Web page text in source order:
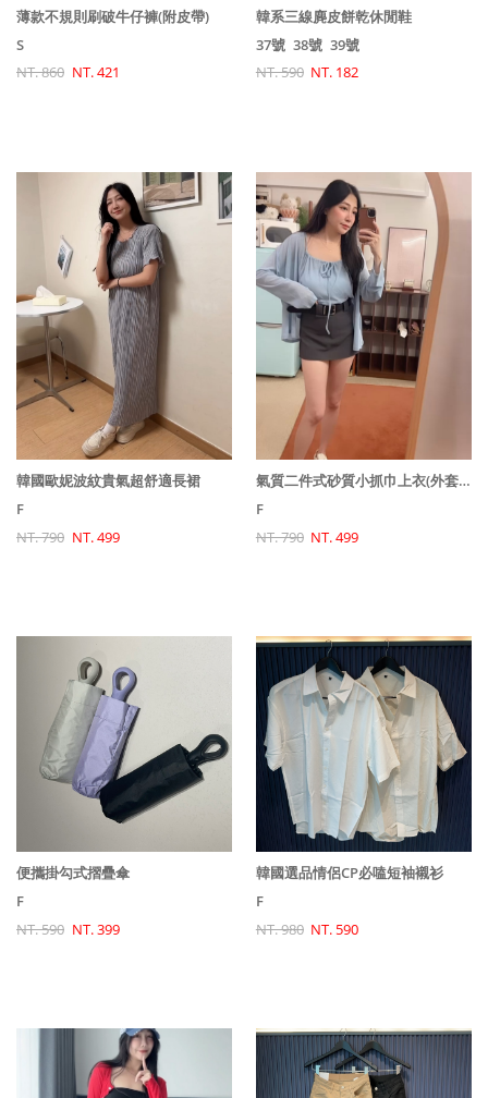
薄款不規則刷破牛仔褲(附皮帶)
S
NT. 860 NT. 421
韓系三線麂皮餅乾休閒鞋
37號 38號 39號
NT. 590 NT. 182
韓國歐妮波紋貴氣超舒適長裙
F
NT. 790 NT. 499
氣質二件式砂質小抓巾上衣(外套+背心)
F
NT. 790 NT. 499
便攜掛勾式摺疊傘
F
NT. 590 NT. 399
韓國選品情侶CP必嗑短袖襯衫
F
NT. 980 NT. 590